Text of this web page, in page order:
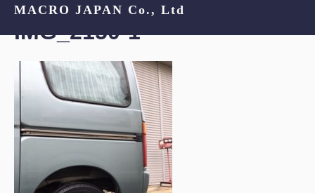
MACRO JAPAN Co., Ltd
IMG_2150-1